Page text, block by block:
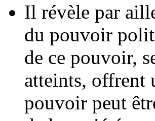
Il révèle par
du pouvoir
de ce pouvoir,
atteints, offrent
pouvoir peut